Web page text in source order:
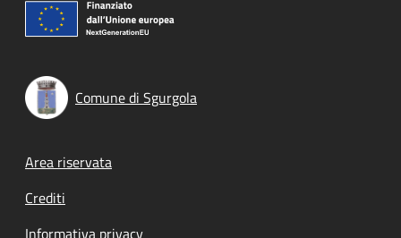
Comune di Sgurgola
Footer menu
Area riservata
Crediti
Informativa privacy